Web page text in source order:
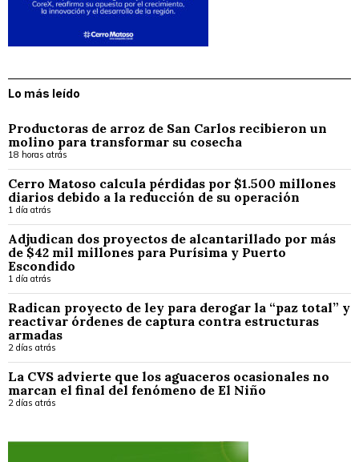
Lo más leído
Productoras de arroz de San Carlos recibieron un
molino para transformar su cosecha
18 horas atrás
Cerro Matoso calcula pérdidas por $1.500 millones
diarios debido a la reducción de su operación
1 día atrás
Adjudican dos proyectos de alcantarillado por más
de $42 mil millones para Purísima y Puerto
Escondido
1 día atrás
Radican proyecto de ley para derogar la “paz total” y
reactivar órdenes de captura contra estructuras
armadas
2 días atrás
La CVS advierte que los aguaceros ocasionales no
marcan el final del fenómeno de El Niño
2 días atrás